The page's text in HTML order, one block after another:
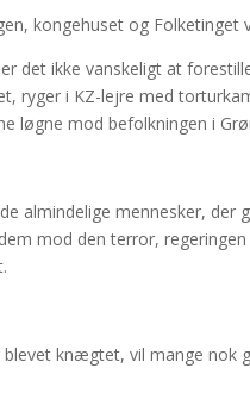
kongehuset og Folketinget
det ikke vanskeligt at
ryger i KZ-lejre med
løgne mod befolkningen i
almindelige mennesker,
mod den terror,
knægtet, vil mange